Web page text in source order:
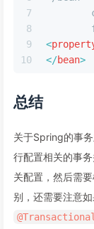
7
8
9
10
<
</bean>
总结
关于Spring的事
行配置相关的事
关配置，然后需
别，还需要注意